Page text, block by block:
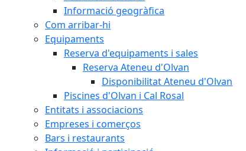
Informació geogràfica
Com arribar-hi
Equipaments
Reserva d'equipaments i sales
Reserva Ateneu d'Olvan
Disponibilitat Ateneu d'Olvan
Piscines d'Olvan i Cal Rosal
Entitats i associacions
Empreses i comerços
Bars i restaurants